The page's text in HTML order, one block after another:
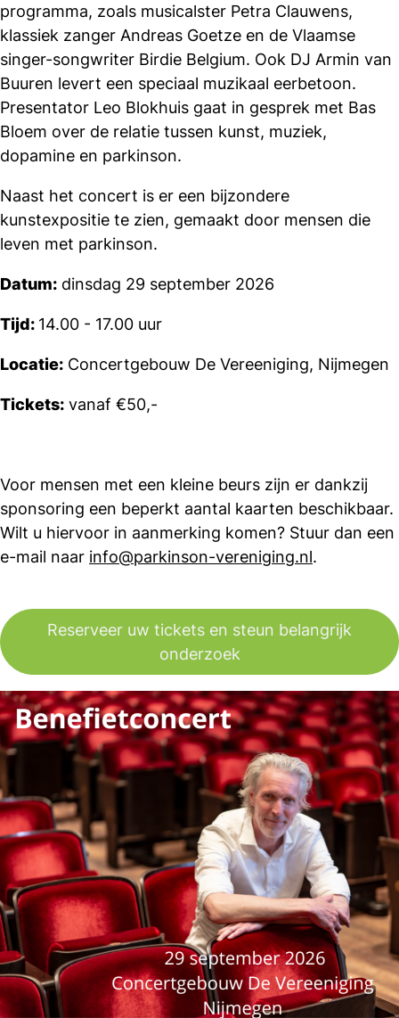
programma, zoals musicalster Petra Clauwens,
klassiek zanger Andreas Goetze en de Vlaamse
singer-songwriter Birdie Belgium. Ook DJ Armin van
Buuren levert een speciaal muzikaal eerbetoon.
Presentator Leo Blokhuis gaat in gesprek met Bas
Bloem over de relatie tussen kunst, muziek,
dopamine en parkinson.
Naast het concert is er een bijzondere
kunstexpositie te zien, gemaakt door mensen die
leven met parkinson.
Datum: dinsdag 29 september 2026
Tijd: 14.00 - 17.00 uur
Locatie: Concertgebouw De Vereeniging, Nijmegen
Tickets: vanaf €50,-
Voor mensen met een kleine beurs zijn er dankzij
sponsoring een beperkt aantal kaarten beschikbaar.
Wilt u hiervoor in aanmerking komen? Stuur dan een
e-mail naar info@parkinson-vereniging.nl.
Reserveer uw tickets en steun belangrijk
onderzoek